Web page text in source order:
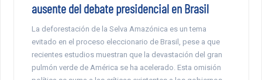
ausente del debate presidencial en Brasil
La deforestación de la Selva Amazónica es un tema
evitado en el proceso eleccionario de Brasil, pese a que
recientes estudios muestran que la devastación del gran
pulmón verde de América se ha acelerado. Esta omisión